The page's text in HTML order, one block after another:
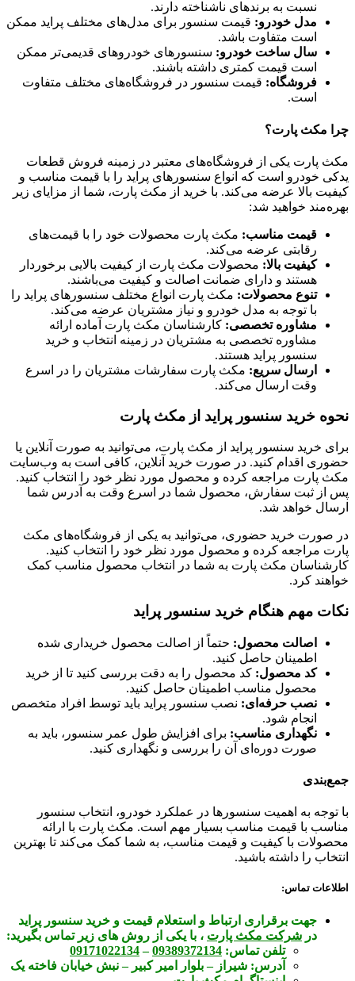
نسبت به برندهای ناشناخته دارند.
مدل خودرو: قیمت سنسور برای مدل‌های مختلف پراید ممکن
است متفاوت باشد.
سال ساخت خودرو: سنسورهای خودروهای قدیمی‌تر ممکن
است قیمت کمتری داشته باشند.
فروشگاه: قیمت سنسور در فروشگاه‌های مختلف متفاوت
است.
چرا مکث پارت؟
مکث پارت یکی از فروشگاه‌های معتبر در زمینه فروش قطعات
یدکی خودرو است که انواع سنسورهای پراید را با قیمت مناسب و
کیفیت بالا عرضه می‌کند. با خرید از مکث پارت، شما از مزایای زیر
بهره‌مند خواهید شد:
قیمت مناسب: مکث پارت محصولات خود را با قیمت‌های
رقابتی عرضه می‌کند.
کیفیت بالا: محصولات مکث پارت از کیفیت بالایی برخوردار
هستند و دارای ضمانت اصالت و کیفیت می‌باشند.
تنوع محصولات: مکث پارت انواع مختلف سنسورهای پراید را
با توجه به مدل خودرو و نیاز مشتریان عرضه می‌کند.
مشاوره تخصصی: کارشناسان مکث پارت آماده ارائه
مشاوره تخصصی به مشتریان در زمینه انتخاب و خرید
سنسور پراید هستند.
ارسال سریع: مکث پارت سفارشات مشتریان را در اسرع
وقت ارسال می‌کند.
نحوه خرید سنسور پراید از مکث پارت
برای خرید سنسور پراید از مکث پارت، می‌توانید به صورت آنلاین یا
حضوری اقدام کنید. در صورت خرید آنلاین، کافی است به وب‌سایت
مکث پارت مراجعه کرده و محصول مورد نظر خود را انتخاب کنید.
پس از ثبت سفارش، محصول شما در اسرع وقت به آدرس شما
ارسال خواهد شد.
در صورت خرید حضوری، می‌توانید به یکی از فروشگاه‌های مکث
پارت مراجعه کرده و محصول مورد نظر خود را انتخاب کنید.
کارشناسان مکث پارت به شما در انتخاب محصول مناسب کمک
خواهند کرد.
نکات مهم هنگام خرید سنسور پراید
اصالت محصول: حتماً از اصالت محصول خریداری شده
اطمینان حاصل کنید.
کد محصول: کد محصول را به دقت بررسی کنید تا از خرید
محصول مناسب اطمینان حاصل کنید.
نصب حرفه‌ای: نصب سنسور پراید باید توسط افراد متخصص
انجام شود.
نگهداری مناسب: برای افزایش طول عمر سنسور، باید به
صورت دوره‌ای آن را بررسی و نگهداری کنید.
جمع‌بندی
با توجه به اهمیت سنسورها در عملکرد خودرو، انتخاب سنسور
مناسب با قیمت مناسب بسیار مهم است. مکث پارت با ارائه
محصولات با کیفیت و قیمت مناسب، به شما کمک می‌کند تا بهترین
انتخاب را داشته باشید.
اطلاعات تماس:
جهت برقراری ارتباط و استعلام قیمت و خرید سنسور پراید
در شرکت مکث پارت ، با یکی از روش های زیر تماس بگیرید:
تلفن تماس: 09389372134
–
09171022134
آدرس: شیراز – بلوار امیر کبیر – نبش خیابان فاخته یک